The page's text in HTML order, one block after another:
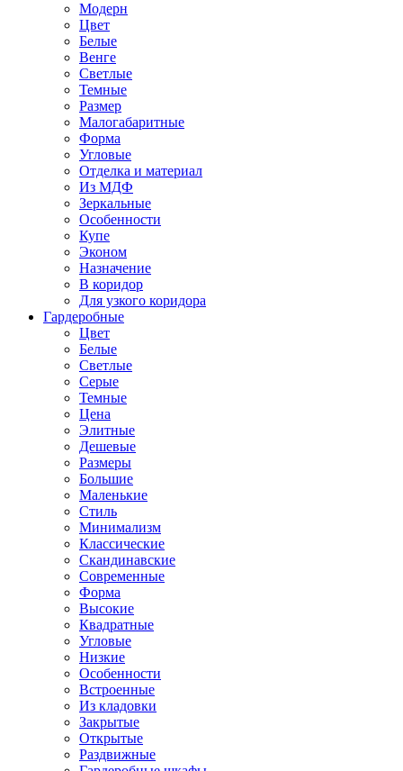
Модерн
Цвет
Белые
Венге
Светлые
Темные
Размер
Малогабаритные
Форма
Угловые
Отделка и материал
Из МДФ
Зеркальные
Особенности
Купе
Эконом
Назначение
В коридор
Для узкого коридора
Гардеробные
Цвет
Белые
Светлые
Серые
Темные
Цена
Элитные
Дешевые
Размеры
Большие
Маленькие
Стиль
Минимализм
Классические
Скандинавские
Современные
Форма
Высокие
Квадратные
Угловые
Низкие
Особенности
Встроенные
Из кладовки
Закрытые
Открытые
Раздвижные